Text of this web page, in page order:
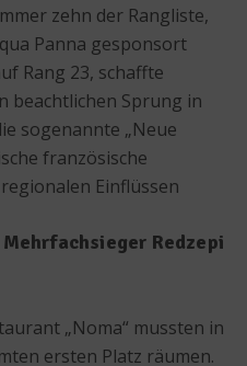
zehn der Rangliste,
Panna gesponsort
Rang 23, schaffte
beachtlichen Sprung in
sogenannte „Neue
französische
Einflüssen
Redzepi
„Noma“ mussten in
ersten Platz räumen.